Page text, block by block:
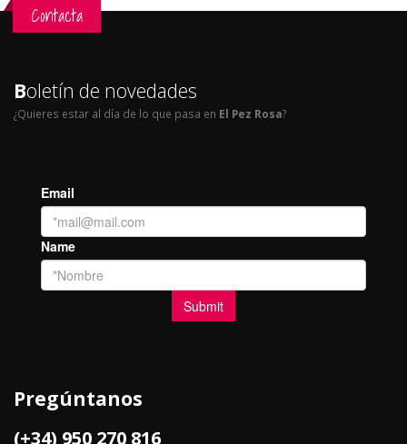
Contacta
Boletín de novedades
¿Quieres estar al día de lo que pasa en El Pez Rosa?
Pregúntanos
(+34) 950 270 816